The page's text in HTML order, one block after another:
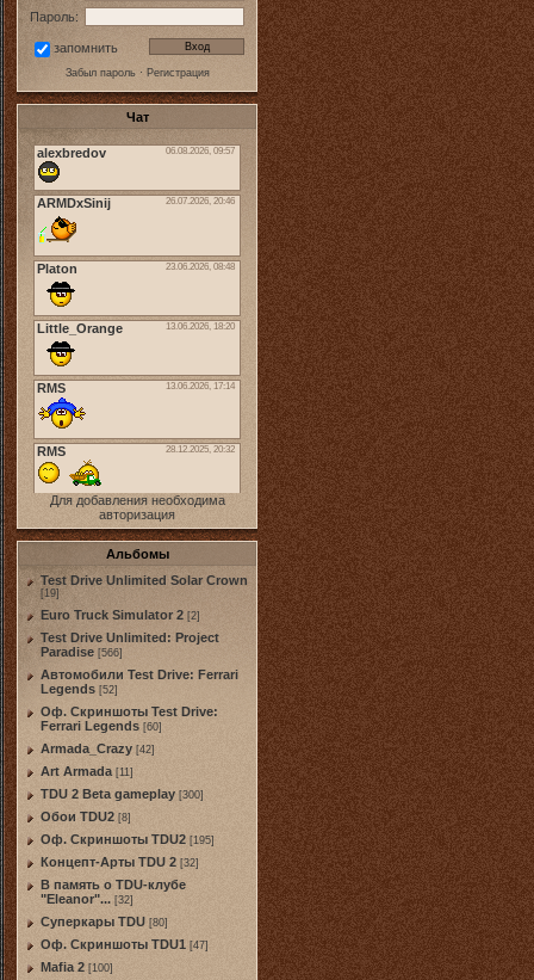
Пароль:
запомнить
Забыл пароль· Регистрация
Чат
Для добавления необходима
авторизация
Альбомы
Test Drive Unlimited Solar Crown
[19]
Euro Truck Simulator 2 [2]
Test Drive Unlimited: Project
Paradise [566]
Автомобили Test Drive: Ferrari
Legends [52]
Оф. Скриншоты Test Drive:
Ferrari Legends [60]
Armada_Crazy [42]
Art Armada [11]
TDU 2 Beta gameplay [300]
Обои TDU2 [8]
Оф. Скриншоты TDU2 [195]
Концепт-Арты TDU 2 [32]
В память о TDU-клубе
"Eleanor"... [32]
Суперкары TDU [80]
Оф. Скриншоты TDU1 [47]
Mafia 2 [100]